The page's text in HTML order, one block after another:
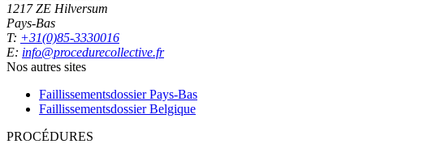
1217 ZE Hilversum
Pays-Bas
T: +31(0)85-3330016
E: info@procedurecollective.fr
Nos autres sites
Faillissementsdossier Pays-Bas
Faillissementsdossier Belgique
PROCÉDURES